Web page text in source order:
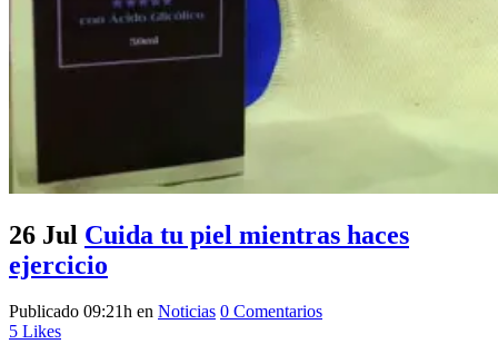
26 Jul Cuida tu piel mientras haces
ejercicio
Publicado 09:21h en Noticias 0 Comentarios
5 Likes